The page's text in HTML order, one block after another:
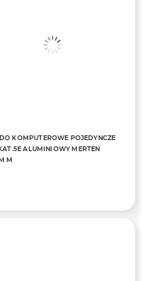
KOMPUTEROWE POJEDYNCZE
ALUMINIOWY MERTEN
M